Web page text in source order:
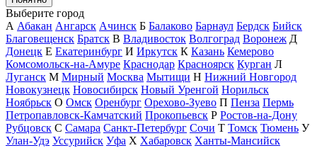
Выберите город
А Абакан Ангарск Ачинск Б Балаково Барнаул Бердск Бийск
Благовещенск Братск В Владивосток Волгоград Воронеж Д
Донецк Е Екатеринбург И Иркутск К Казань Кемерово
Комсомольск-на-Амуре Краснодар Красноярск Курган Л
Луганск М Мирный Москва Мытищи Н Нижний Новгород
Новокузнецк Новосибирск Новый Уренгой Норильск
Ноябрьск О Омск Оренбург Орехово-Зуево П Пенза Пермь
Петропавловск-Камчатский Прокопьевск Р Ростов-на-Дону
Рубцовск С Самара Санкт-Петербург Сочи Т Томск Тюмень У
Улан-Удэ Уссурийск Уфа Х Хабаровск Ханты-Мансийск